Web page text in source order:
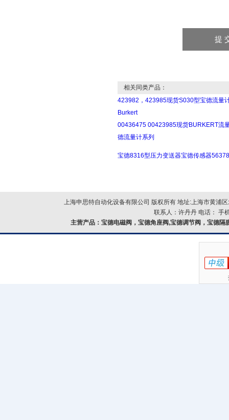
相关同类产品：
423982，423985现货S030型宝德流量
Burkert
00436475 00423985现货BURKERT流
德流量计系列
宝德8316型压力变送器宝德传感器
上海申思特自动化设备有限公司 版权所有 地址:上海市黄浦
联系人：许丹丹 电话： 手
主营产品：宝德电磁阀，宝德角座阀,宝德调节阀，宝德